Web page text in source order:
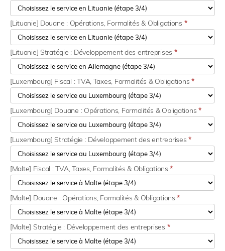
[Lituanie] Douane : Opérations, Formalités & Obligations *
[Lituanie] Stratégie : Développement des entreprises *
[Luxembourg] Fiscal : TVA, Taxes, Formalités & Obligations*
[Luxembourg] Douane : Opérations, Formalités & Obligations*
[Luxembourg] Stratégie : Développement des entreprises*
[Malte] Fiscal : TVA, Taxes, Formalités & Obligations*
[Malte] Douane : Opérations, Formalités & Obligations*
[Malte] Stratégie : Développement des entreprises *